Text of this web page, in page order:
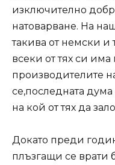
изключително
натоварване. На
такива от немски и
всеки от тях си
производителите
се,последната
на кой от тях да
Докато преди
плъзгащи се врати